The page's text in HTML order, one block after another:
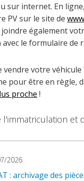
sur internet. En
PV sur le site de
également
le formulaire de
vendre votre véhicule
pour être en règle,
proche !
l'immatriculation et
2026
: archivage des